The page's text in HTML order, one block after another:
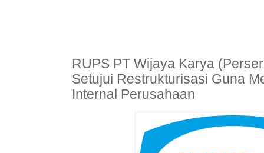
RUPS PT Wijaya Karya
Setujui Restrukturisasi Guna
Internal Perusahaan